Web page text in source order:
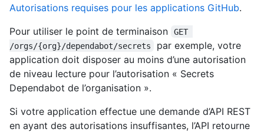
Autorisations requises pour les applications GitHub.
Pour utiliser le point de terminaison
GET
/orgs/{org}/dependabot/secrets
par exemple, votre
application doit disposer au moins d’une autorisation
de niveau lecture pour l’autorisation « Secrets
Dependabot de l’organisation ».
Si votre application effectue une demande d’API REST
en ayant des autorisations insuffisantes, l’API retourne